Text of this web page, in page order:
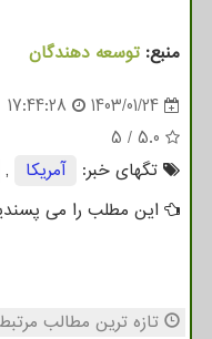
منبع: توسعه دهندگان
1403/01/24
17:44:28
5.0
/
5
تگهای خبر:
آمریكا ,
این مطلب را می
تازه ترین مطالب